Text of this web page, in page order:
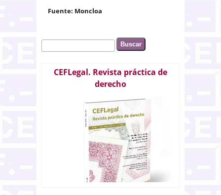
Fuente: Moncloa
Formulario de búsqueda
Buscar
CEFLegal. Revista práctica de
derecho